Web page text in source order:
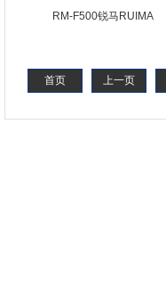
RM-F500锐马RUIMA
F-0.5T
首页 上一页